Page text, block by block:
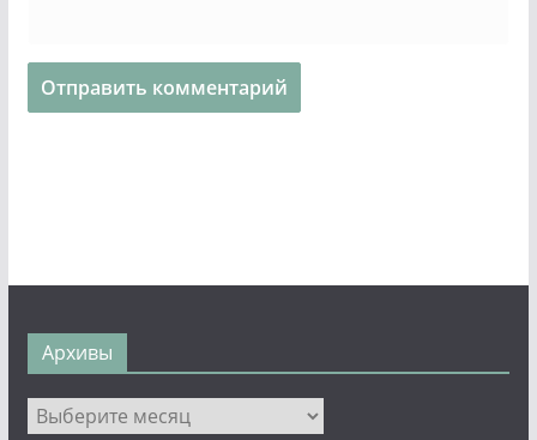
Архивы
Архивы